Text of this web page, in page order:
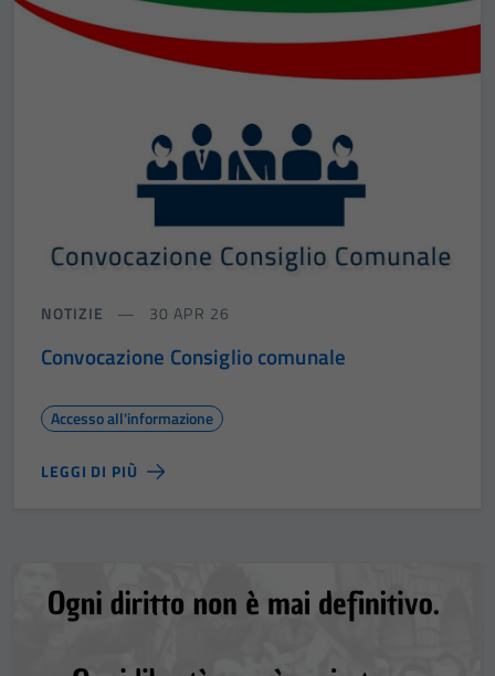
NOTIZIE 30 APR 26
Convocazione Consiglio comunale
Accesso all'informazione
LEGGI DI PIÙ